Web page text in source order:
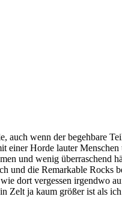
auch wenn der begehbare
Horde lauter
und wenig überraschend
die Remarkable Rocks
dort vergessen irgendwo
Zelt ja kaum größer ist als